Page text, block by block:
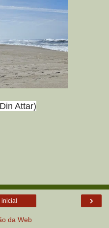
Attar)
›
inicial
da Web